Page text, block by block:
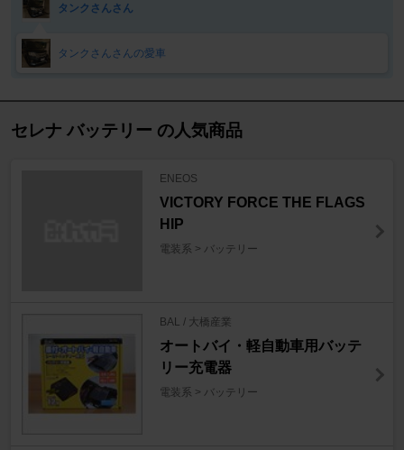
タンクさんさん
タンクさんさんの愛車
セレナ バッテリー の人気商品
ENEOS
VICTORY FORCE THE FLAGS
HIP
電装系 > バッテリー
BAL / 大橋産業
オートバイ・軽自動車用バッテ
リー充電器
電装系 > バッテリー